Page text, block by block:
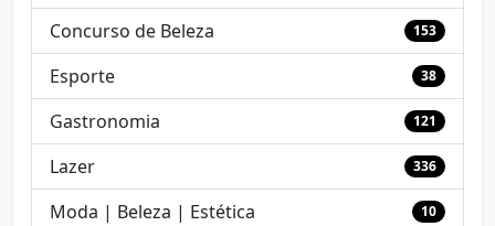
Concurso de Beleza 153
Esporte 38
Gastronomia 121
Lazer 336
Moda | Beleza | Estética 10